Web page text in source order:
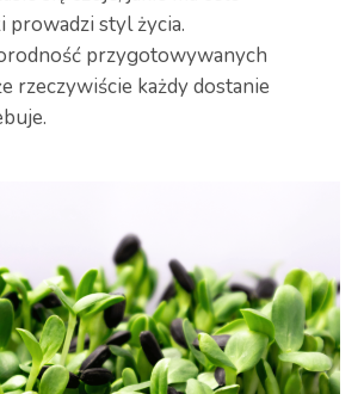
prowadzi styl życia.
przygotowywanych
rzeczywiście każdy dostanie